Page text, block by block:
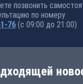
позвонить
по номеру
76 (с 09:00 до 21:00)